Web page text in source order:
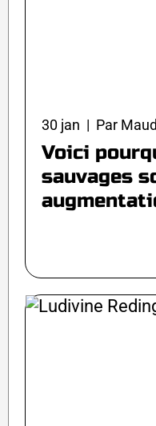
30 jan | Par
Voici
sauvages